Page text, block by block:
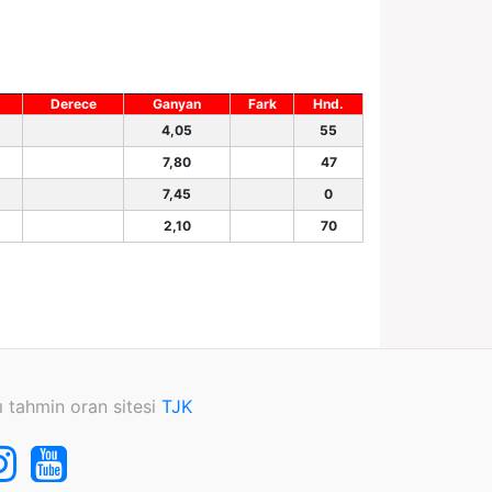
Derece Ganyan Fark
Hnd.
4,05
55
7,80
47
7,45
0
2,10 70
tahmin oran sitesi TJK